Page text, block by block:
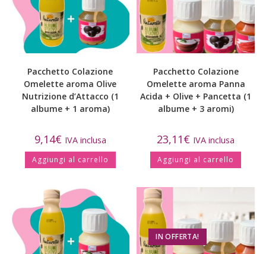
Pacchetto Colazione
Omelette aroma Olive
Nutrizione d’Attacco (1
albume + 1 aroma)
9,14€ IVA inclusa
Aggiungi al carrello
Pacchetto Colazione
Omelette aroma Panna
Acida + Olive + Pancetta (1
albume + 3 aromi)
23,11€ IVA inclusa
Aggiungi al carrello
IN OFFERTA!